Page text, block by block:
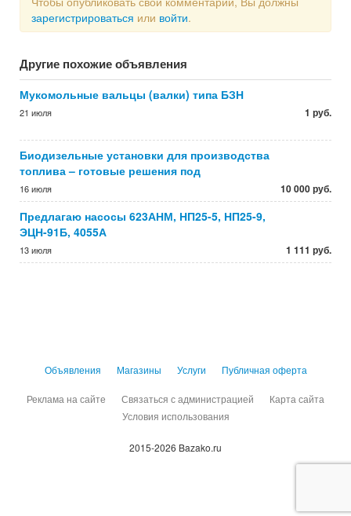
зарегистрироваться или войти.
Другие похожие объявления
Мукомольные вальцы (валки) типа БЗН
21 июля 1 руб.
Биодизельные установки для производства
топлива – готовые решения под
16 июля 10 000 руб.
Предлагаю насосы 623АНМ, НП25-5, НП25-9,
ЭЦН-91Б, 4055А
13 июля 1 111 руб.
Объявления Магазины Услуги Публичная оферта
Реклама на сайте Связаться с администрацией
Карта сайта
Условия использования
2015-2026 Bazako.ru